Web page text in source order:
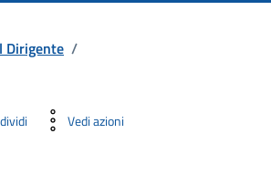
Dirigente /
Vedi azioni